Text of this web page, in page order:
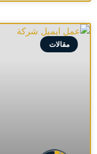
مقالات